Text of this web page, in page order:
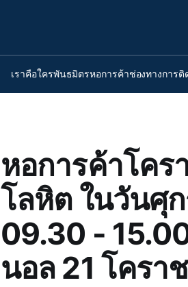
เราคือใครพันธมิตรหอการค้าช่องทางการติ
หอการค้าโคร
โลหิต ในวันศุ
09.30 -
นอล 21 โครา